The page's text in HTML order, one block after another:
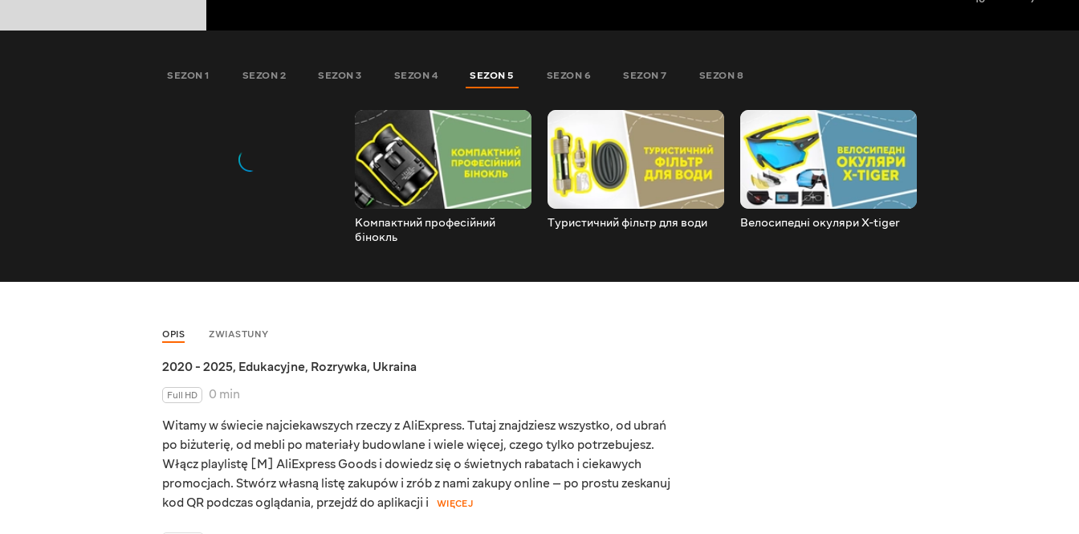
SEZON 1 SEZON 2 SEZON 3 SEZON 4 SEZON 5 SEZON 6 SEZON 7 SEZON 8
Компактний професійний
бінокль
Туристичний фільтр для води Велосипедні окуляри X-tiger
OPIS ZWIASTUNY
2020 - 2025, Edukacyjne, Rozrywka, Ukraina
Full HD
0 min
Witamy w świecie najciekawszych rzeczy z AliExpress. Tutaj znajdziesz wszystko, od ubrań
po biżuterię, od mebli po materiały budowlane i wiele więcej, czego tylko potrzebujesz.
Włącz playlistę [M] AliExpress Goods i dowiedz się o świetnych rabatach i ciekawych
promocjach. Stwórz własną listę zakupów i zrób z nami zakupy online — po prostu zeskanuj
kod QR podczas oglądania, przejdź do aplikacji i
WIĘCEJ